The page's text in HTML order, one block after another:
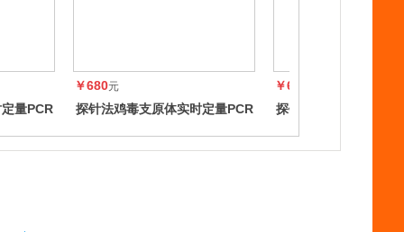
量PCR
￥680元
探针法鸡毒支原体实时定量PCR
￥680
探针法牛支原体实时